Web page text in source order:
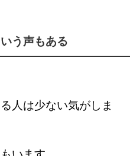
う声もある
人は少ない気がしま